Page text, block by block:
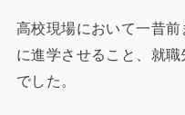
高校現場において一昔
に進学させること、就
でした。